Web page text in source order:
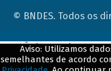
© BNDES. Todos os
Aviso: Utilizamos
semelhantes de acordo
ConteÃºdo complementar
${title}${badge}